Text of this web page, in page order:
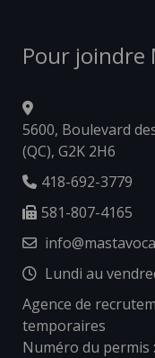
Pour joindre
5600, Boulevard
(QC), G2K 2H6
418-692-3779
581-807-4165
Lundi au
Agence de
temporaires
Numéro du permis